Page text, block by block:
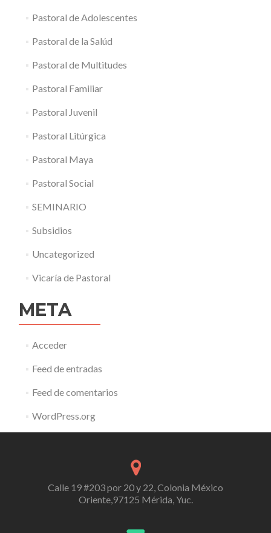
Pastoral de Adolescentes
Pastoral de la Salúd
Pastoral de Multitudes
Pastoral Familiar
Pastoral Juvenil
Pastoral Litúrgica
Pastoral Maya
Pastoral Social
SEMINARIO
Subsidios
Uncategorized
Vicaría de Pastoral
META
Acceder
Feed de entradas
Feed de comentarios
WordPress.org
Calle 19 #203 por 20 y 22, Colonia México
Oriente,97125 Mérida, Yuc.